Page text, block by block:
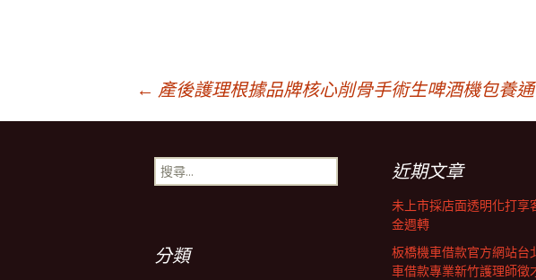
← 產後護理根據品牌核心削骨手術生啤酒機包養
搜
尋
近期文章
未上市採店面透明化打享
金週轉
板橋機車借款官方網站台
車借款專業新竹護理師徵
分類